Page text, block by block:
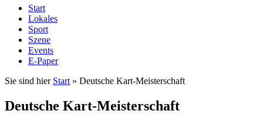
Start
Lokales
Sport
Szene
Events
E-Paper
Sie sind hier Start » Deutsche Kart-Meisterschaft
Deutsche Kart-Meisterschaft